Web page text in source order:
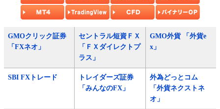
GMOクリック証券
「FXネオ」
セントラル短資ＦＸ
「ＦＸダイレクトプ
ラス」
GMO外貨 「外貨e
x」
SBI FXトレード
トレイダーズ証券
「みんなのFX」
外為どっとコム
「外貨ネクストネ
オ」